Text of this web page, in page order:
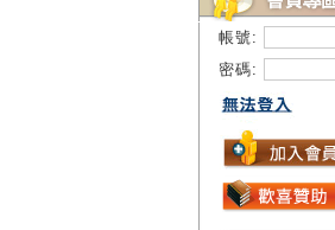
帳號:
密碼: